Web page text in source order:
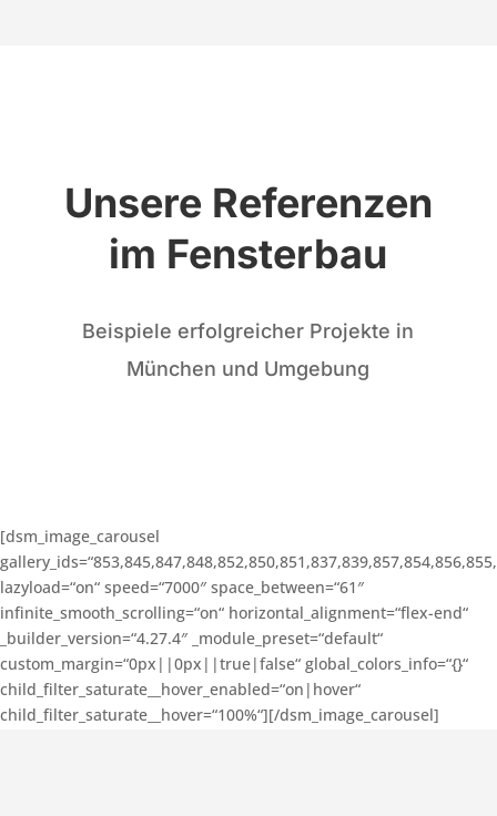
Unsere Referenzen
im Fensterbau
Beispiele erfolgreicher Projekte in
München und Umgebung
[dsm_image_carousel
lazyload=“on“ speed=“7000″ space_between=“61″
infinite_smooth_scrolling=“on“ horizontal_alignment=“flex-end“
_builder_version=“4.27.4″ _module_preset=“default“
custom_margin=“0px||0px||true|false“ global_colors_info=“{}“
child_filter_saturate__hover_enabled=“on|hover“
child_filter_saturate__hover=“100%“][/dsm_image_carousel]